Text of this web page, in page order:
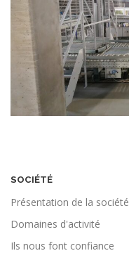
SOCIÉTÉ
Présentation de la société
Domaines d'activité
Ils nous font confiance